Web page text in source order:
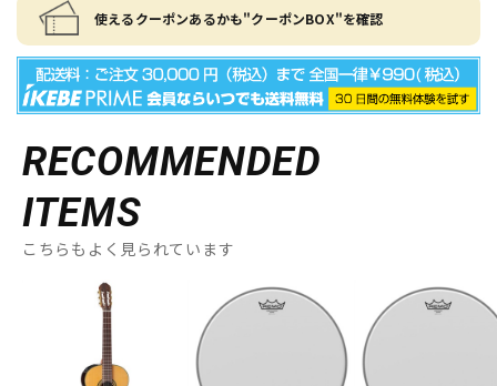
使えるクーポンあるかも"クーポンBOX"を確認
RECOMMENDED
ITEMS
こちらもよく見られています